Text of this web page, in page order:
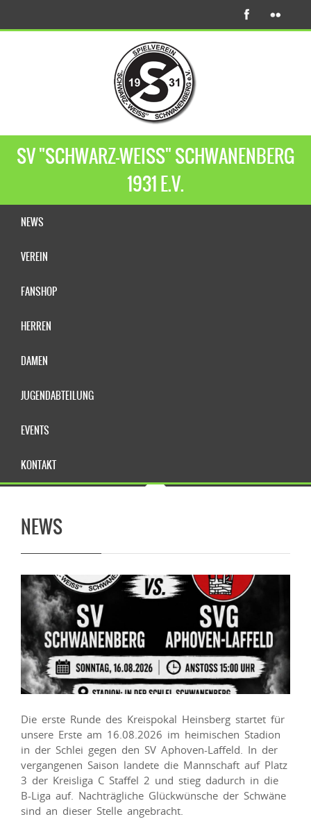
SV "SCHWARZ-WEISS" SCHWANENBERG
1931 E.V.
NEWS
VEREIN
FANSHOP
HERREN
DAMEN
JUGENDABTEILUNG
EVENTS
KONTAKT
NEWS
Die erste Runde des Kreispokal Heinsberg startet für
unsere Erste am 16.08.2026 im heimischen Stadion
in der Schlei gegen den SV Aphoven-Laffeld. In der
vergangenen Saison landete die Mannschaft auf Platz
3 der Kreisliga C Staffel 2 und stieg dadurch in die
B-Liga auf. Nachträgliche Glückwünsche der Schwäne
sind an dieser Stelle angebracht.